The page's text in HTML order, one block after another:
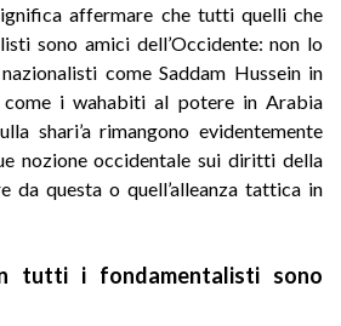
affermare che tutti quelli che
sono amici dell’Occidente: non lo
come Saddam Hussein in
come i wahabiti al potere in Arabia
shari’a rimangono evidentemente
nozione occidentale sui diritti della
da questa o quell’alleanza tattica in
tutti i fondamentalisti sono